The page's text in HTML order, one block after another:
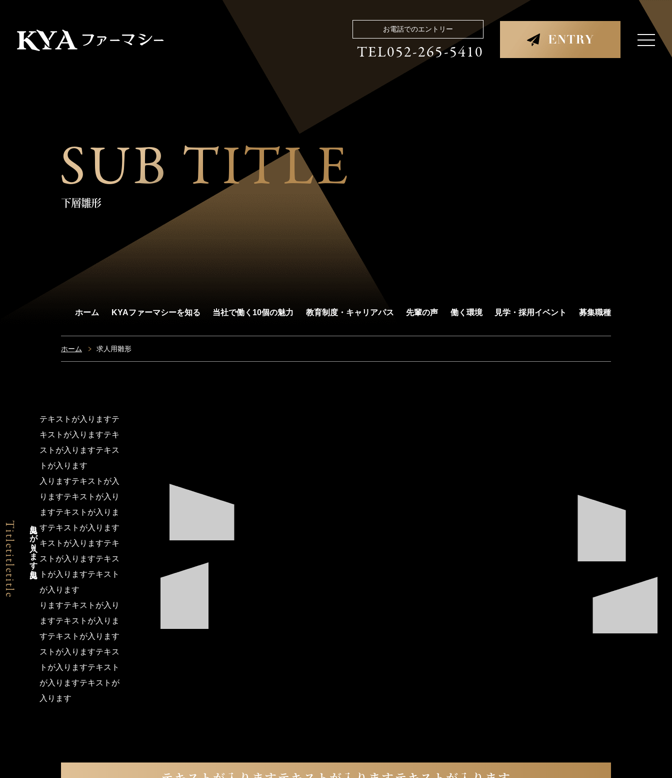
お電話でのエントリー
TEL052-265-5410
SUB TITLE
下層雛形
ホーム KYAファーマシーを知る 当社で働く10個の魅力 教育制度・キャリアパス 先輩の声 働く環境 見学・採用イベント 募集職種
ホーム 求人用雛形
見出しが入ります見出し
Titletitletitle
テキストが入りますテ
キストが入りますテキ
ストが入りますテキス
トが入ります
入りますテキストが入
りますテキストが入り
ますテキストが入りま
すテキストが入ります
キストが入りますテキ
ストが入りますテキス
トが入りますテキスト
が入ります
りますテキストが入り
ますテキストが入りま
すテキストが入ります
ストが入りますテキス
トが入りますテキスト
が入りますテキストが
入ります
お電話でのエントリー
TEL052-265-5410